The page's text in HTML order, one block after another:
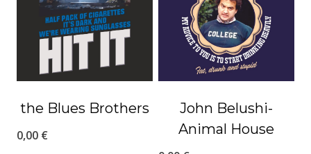
the Blues Brothers
0,00 €
John Belushi-
Animal House